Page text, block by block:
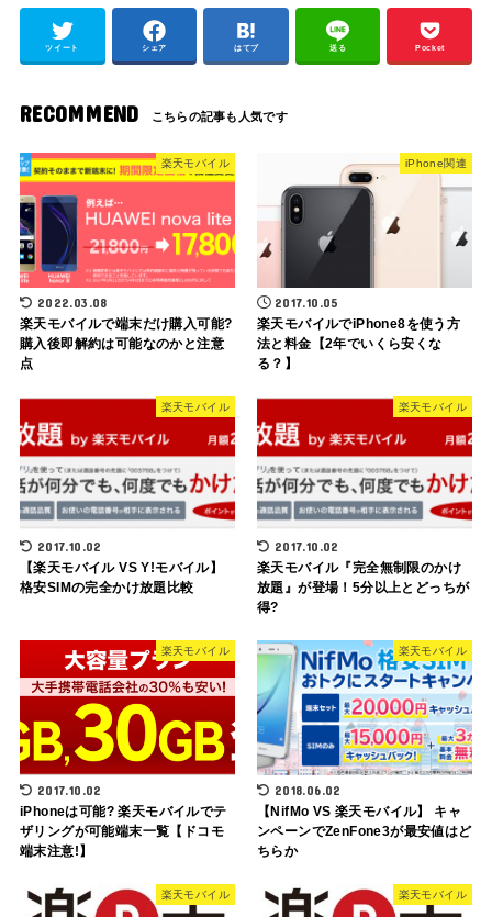
ツイート シェア はてブ 送る Pocket
RECOMMEND
楽天モバイル
2022.03.08
楽天モバイルで端末だけ購入可能?
購入後即解約は可能なのかと注意
点
iPhone関連
2017.10.05
楽天モバイルでiPhone8を使う方
法と料金【2年でいくら安くな
る？】
楽天モバイル
2017.10.02
【楽天モバイル VS Y!モバイル】
格安SIMの完全かけ放題比較
楽天モバイル
2017.10.02
楽天モバイル『完全無制限のかけ
放題』が登場！5分以上とどっちが
得?
楽天モバイル
2017.10.02
iPhoneは可能? 楽天モバイルでテ
ザリングが可能端末一覧【ドコモ
端末注意!】
楽天モバイル
2018.06.02
【NifMo VS 楽天モバイル】 キャ
ンペーンでZenFone3が最安値はど
ちらか
楽天モバイル 楽天モバイル